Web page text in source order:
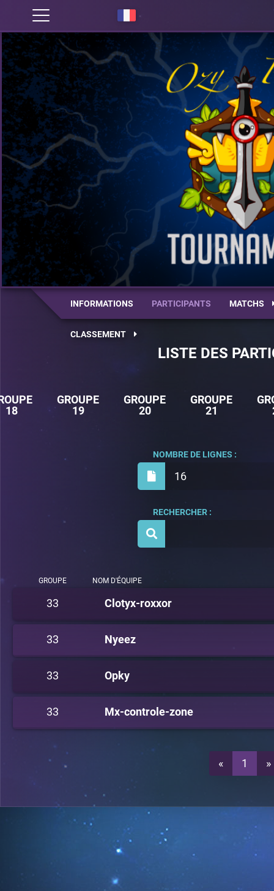
INFORMATIONS PARTICIPANTS MATCHS
CLASSEMENT
LISTE DES
18
GROUPE
19
GROUPE
20
GROUPE
21
16
NOMBRE DE LIGNES :
RECHERCHER :
GROUPE NOM D'ÉQUIPE
33 Clotyx-roxxor
33 Nyeez
33 Opky
33 Mx-controle-zone
« 1 »